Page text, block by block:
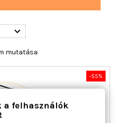

mutatása
-55%
felhasználók